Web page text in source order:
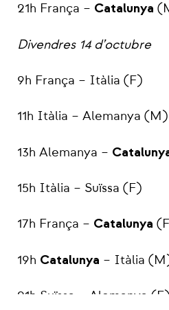
21h França – Catalunya
Divendres 14 d’octubre
9h França – Itàlia (F)
11h Itàlia – Alemanya (M)
13h Alemanya –
15h Itàlia – Suïssa (F)
17h França – Catalunya
19h Catalunya – Itàlia
21h Suïssa – Alemanya (F)